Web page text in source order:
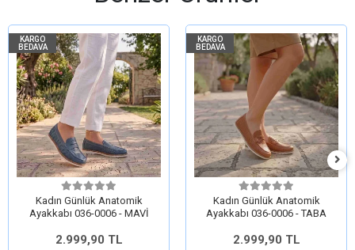
KARGO
BEDAVA
Kadın Günlük Anatomik
Ayakkabı 036-0006 - MAVİ
2.999,90 TL
KARGO
BEDAVA
Kadın Günlük Anatomik
Ayakkabı 036-0006 - TABA
2.999,90 TL